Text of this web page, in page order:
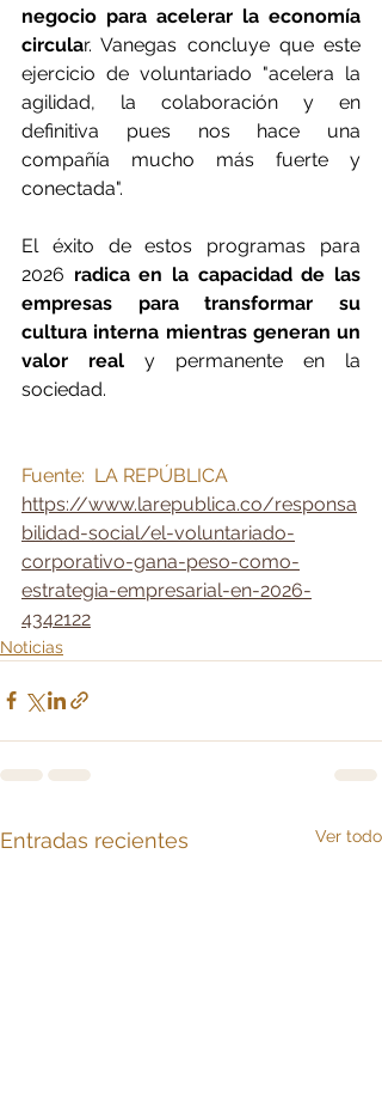
negocio para acelerar la economía
circular. Vanegas concluye que este
ejercicio de voluntariado "acelera la
agilidad, la colaboración y en
definitiva pues nos hace una
compañía mucho más fuerte y
conectada".
El éxito de estos programas para
2026 radica en la capacidad de las
empresas para transformar su
cultura interna mientras generan un
valor real y permanente en la
sociedad.
Fuente:  LA REPÚBLICA
https://www.larepublica.co/responsa
bilidad-social/el-voluntariado-
corporativo-gana-peso-como-
estrategia-empresarial-en-2026-
4342122
Noticias
Entradas recientes Ver todo